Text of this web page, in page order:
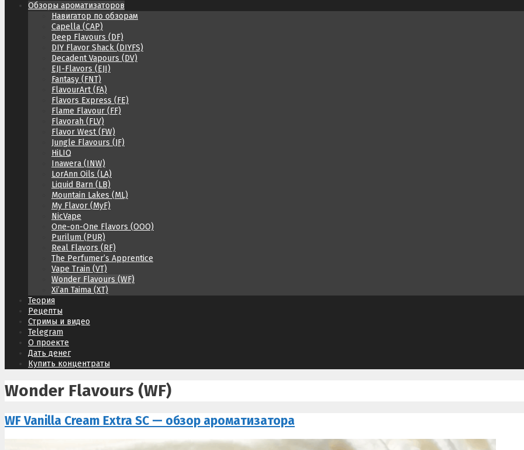
Обзоры ароматизаторов
Навигатор по обзорам
Capella (CAP)
Deep Flavours (DF)
DIY Flavor Shack (DIYFS)
Decadent Vapours (DV)
EJI-Flavors (EJI)
Fantasy (FNT)
FlavourArt (FA)
Flavors Express (FE)
Flame Flavour (FF)
Flavorah (FLV)
Flavor West (FW)
Jungle Flavours (JF)
HiLIQ
Inawera (INW)
LorAnn Oils (LA)
Liquid Barn (LB)
Mountain Lakes (ML)
My Flavor (MyF)
NicVape
One-on-One Flavors (OOO)
Purilum (PUR)
Real Flavors (RF)
The Perfumer’s Apprentice
Vape Train (VT)
Wonder Flavours (WF)
Xi’an Taima (XT)
Теория
Рецепты
Стримы и видео
Telegram
О проекте
Дать денег
Купить концентраты
Wonder Flavours (WF)
WF Vanilla Cream Extra SC — обзор ароматизатора